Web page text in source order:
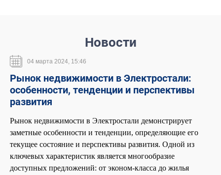
Новости
04 марта 2024, 15:46
Рынок недвижимости в Электростали:
особенности, тенденции и перспективы
развития
Рынок недвижимости в Электростали демонстрирует
заметные особенности и тенденции, определяющие его
текущее состояние и перспективы развития. Одной из
ключевых характеристик является многообразие
доступных предложений: от эконом-класса до жилья